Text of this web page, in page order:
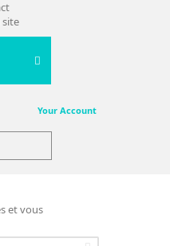
Your Account